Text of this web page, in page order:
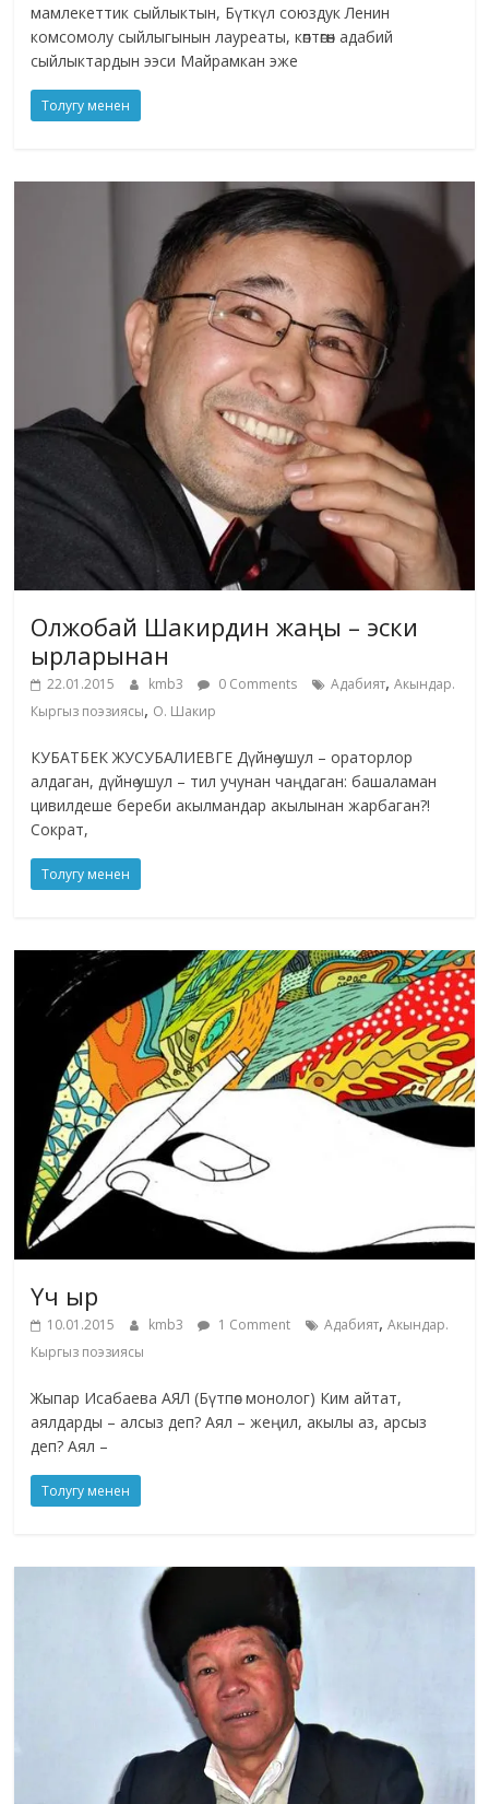
мамлекеттик сыйлыктын, Бүткүл союздук Ленин
комсомолу сыйлыгынын лауреаты, көптөгөн адабий
сыйлыктардын ээси Майрамкан эже
Толугу менен
Олжобай Шакирдин жаңы – эски
ырларынан
22.01.2015 kmb3 0 Comments Адабият,Акындар.
Кыргыз поэзиясы, О. Шакир
КУБАТБЕК ЖУСУБАЛИЕВГЕ Дүйнө ушул – ораторлор
алдаган, дүйнө ушул – тил учунан чаңдаган: башаламан
цивилдеше береби акылмандар акылынан жарбаган?!
Сократ,
Толугу менен
Үч ыр
10.01.2015 kmb3 1 Comment Адабият,Акындар.
Кыргыз поэзиясы
Жыпар Исабаева АЯЛ (Бүтпөс монолог) Ким айтат,
аялдарды – алсыз деп? Аял – жеңил, акылы аз, арсыз
деп? Аял –
Толугу менен